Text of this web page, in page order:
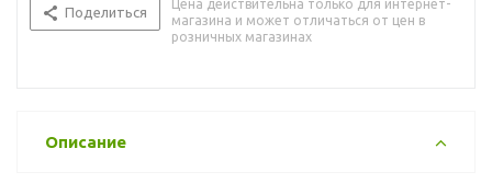
Поделиться
Цена действительна только для интернет-
магазина и может отличаться от цен в
розничных магазинах
Описание